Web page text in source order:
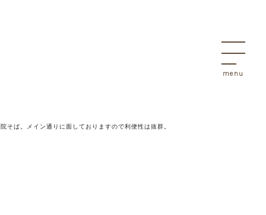
ば。メイン通りに面しておりますので利便性は抜群。